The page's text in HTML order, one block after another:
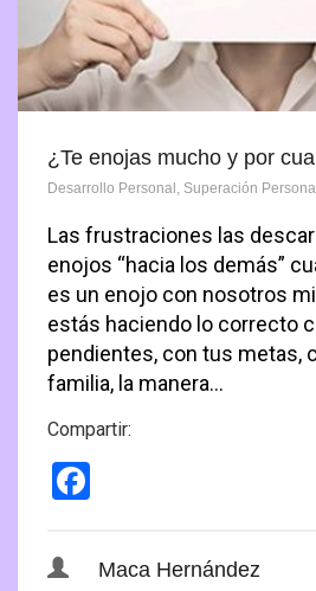
¿Te enojas mucho y por
Desarrollo Personal Superación
Las frustraciones las
enojos “hacia los demás”
es un enojo con nosotros
estás haciendo lo correcto
pendientes, con tus metas,
familia, la manera…
Compartir:
Maca Hernández